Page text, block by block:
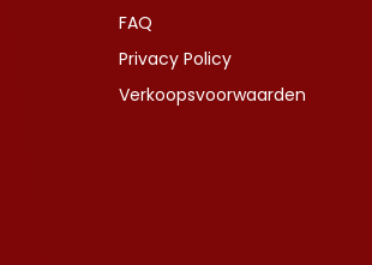
FAQ
Privacy Policy
Verkoopsvoorwaarden